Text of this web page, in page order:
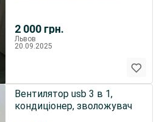
2 000 грн.
Львов
20.09.2025
Вентилятор usb 3 в 1,
кондиціонер, зволожувач